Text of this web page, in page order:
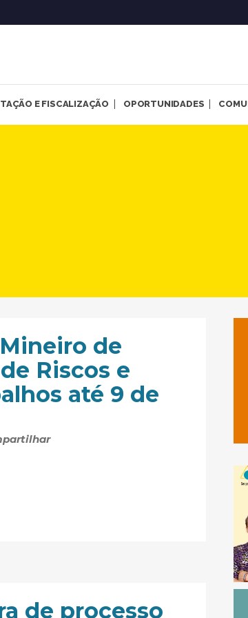
E FISCALIZAÇÃO OPORTUNIDADES
CRP-MG
de
Riscos e
até 9 de
de processo